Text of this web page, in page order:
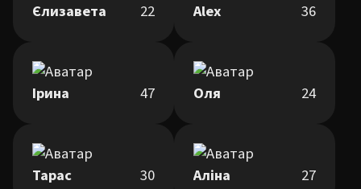
Єлизавета 22 Alex 36
Ірина 47 Оля 24
Тарас 30 Аліна 27